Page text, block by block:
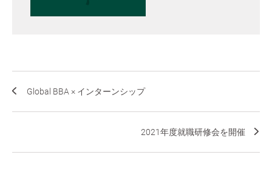
Global BBA × インターンシップ
2021年度就職研修会を開催